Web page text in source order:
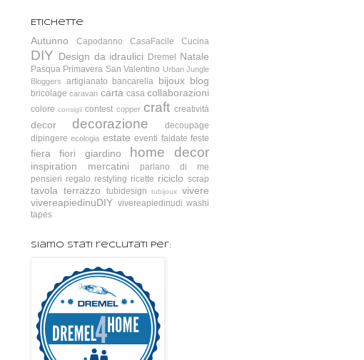
Etichette
Autunno Capodanno CasaFacile Cucina
DIY Design da idraulici Dremel Natale
Pasqua Primavera San Valentino Urban Jungle
Bloggers
artigianato bancarella bijoux blog
bricolage caravan carta casa collaborazioni
colore consigli contest copper craft creatività
decor decorazione
decoupage
dipingere ecologia estate eventi faidate feste
fiera fiori giardino home decor
inspiration mercatini
parlano di me
pensieri regalo restyling ricette riciclo scrap
tavola terrazzo tubidesign tubijoux
vivere
vivereapiedinuDIY vivereapiedinudi washi
tapes
Siamo stati reclutati per: